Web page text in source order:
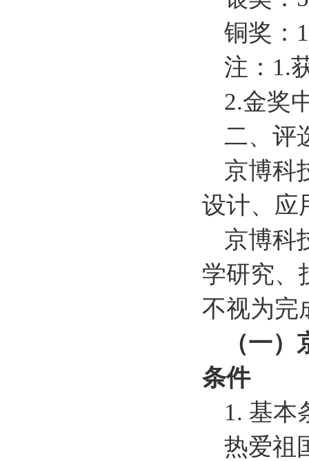
铜奖：
注：1.
2.金奖
二、评
京博科
设计、应
京博科
学研究、
不视为完
（一）
条件
1. 基本
热爱祖